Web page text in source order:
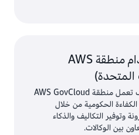
زيادة الكفاءة باستخدام منطقة AWS
يوضح هذا المستند الفني كيف تعمل منطقة AWS GovCloud
الحكومية من خلال
وتوفير التكاليف والذكاء
بين الوكالات.